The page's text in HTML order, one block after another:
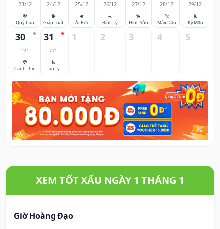
23/12
🐓
Quý Dậu
24/12
🐕
Giáp Tuất
25/12
🐖
Ất Hợi
26/12
🐀
Bính Tý
27/12
🐂
Đinh Sửu
28/12
🐅
Mậu Dần
29/12
🐈
Kỷ Mão
30
1/1
🐉
Canh Thìn
31
2/1
🐍
Tân Tỵ
1 2 3 4 5
XEM TỐT XẤU NGÀY 1 THÁNG 1
Giờ Hoàng Đạo